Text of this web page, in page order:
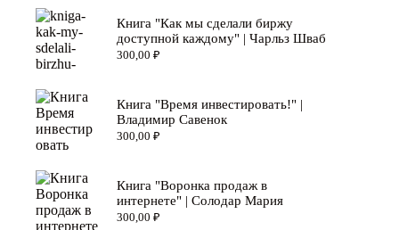
Книга "Как мы сделали биржу
доступной каждому" | Чарльз Шваб
300,00 ₽
Книга "Время инвестировать!" |
Владимир Савенок
300,00 ₽
Книга "Воронка продаж в
интернете" | Солодар Мария
300,00 ₽